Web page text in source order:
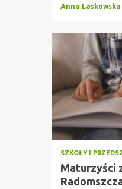
Anna Laskowska
SZKOŁY I
Maturzyści